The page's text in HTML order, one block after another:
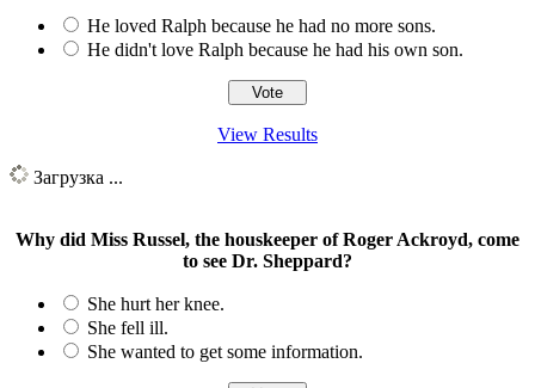
He loved Ralph because he had no more sons.
He didn't love Ralph because he had his own son.
View Results
Загрузка ...
Why did Miss Russel, the houskeeper of Roger Ackroyd, come
to see Dr. Sheppard?
She hurt her knee.
She fell ill.
She wanted to get some information.